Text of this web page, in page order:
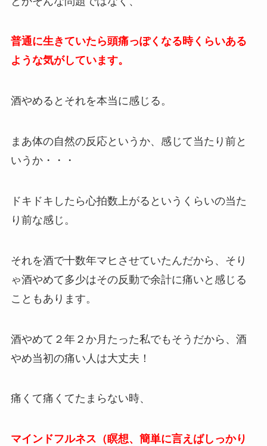
普通に生きていたら頭痛っぽくなる時くらいある
ような気がしています。
酒やめるとそれを本当に感じる。
まあ体の自然の反応というか、感じて当たり前と
いうか・・・
ドキドキしたら心拍数上がるというくらいの当た
り前な感じ。
それを酒で十数年マヒさせていたんだから、そり
ゃ酒やめて多少はその反動で余計に痛いと感じる
こともあります。
酒やめて２年２か月たった私でもそうだから、酒
やめ当初の痛い人は大丈夫！
痛くて痛くてたまらない時、
マインドフルネス（瞑想、簡単に言えばしっかり